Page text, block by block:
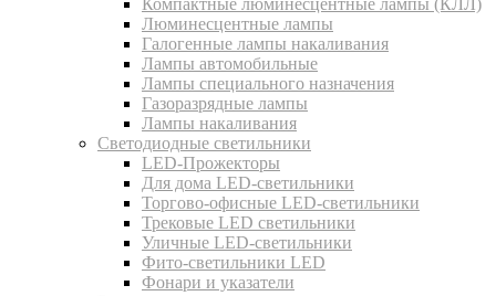
Компактные люминесцентные лампы (КЛЛ)
Люминесцентные лампы
Галогенные лампы накаливания
Лампы автомобильные
Лампы специального назначения
Газоразрядные лампы
Лампы накаливания
Светодиодные светильники
LED-Прожекторы
Для дома LED-светильники
Торгово-офисные LED-светильники
Трековые LED светильники
Уличные LED-светильники
Фито-светильники LED
Фонари и указатели